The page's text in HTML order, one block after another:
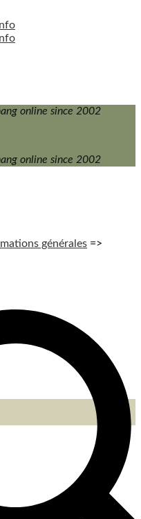
online since 2002
online since 2002
générales =>